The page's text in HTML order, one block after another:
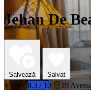
Jehan De
Salvează Salvat
⭐⭐⭐⭐ 8.3 / 10
19